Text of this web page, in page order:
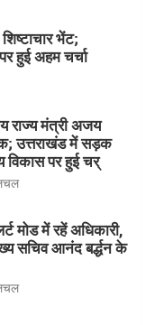
भेंट;
हुई अहम चर्चा
राज्य मंत्री अजय
उत्तराखंड में सड़क
विकास पर हुई चर्
मोड में रहें अधिकारी,
सचिव आनंद बर्द्धन के